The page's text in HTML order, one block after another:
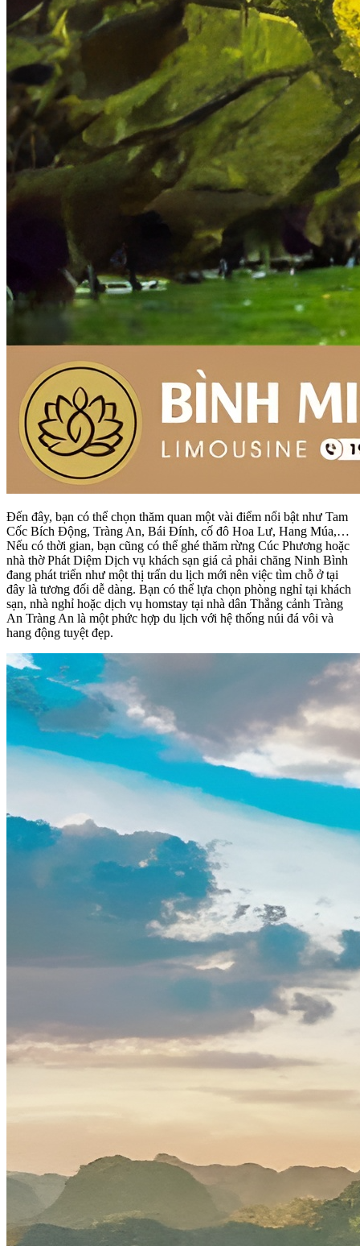
Đến đây, bạn có thể chọn thăm quan một vài điểm nổi bật như Tam
Cốc Bích Động, Tràng An, Bái Đính, cố đô Hoa Lư, Hang Múa,…
Nếu có thời gian, bạn cũng có thể ghé thăm rừng Cúc Phương hoặc
nhà thờ Phát Diệm Dịch vụ khách sạn giá cả phải chăng Ninh Bình
đang phát triển như một thị trấn du lịch mới nên việc tìm chỗ ở tại
đây là tương đối dễ dàng. Bạn có thể lựa chọn phòng nghỉ tại khách
sạn, nhà nghỉ hoặc dịch vụ homstay tại nhà dân Thắng cảnh Tràng
An Tràng An là một phức hợp du lịch với hệ thống núi đá vôi và
hang động tuyệt đẹp.